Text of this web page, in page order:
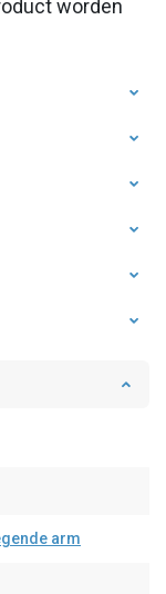
worden
arm